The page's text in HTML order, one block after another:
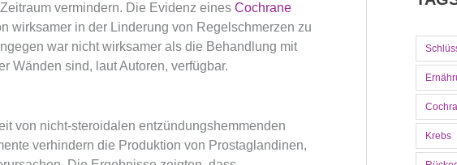
vermindern. Die Evidenz eines Cochrane
wirksamer in der Linderung von Regelschmerzen zu
war nicht wirksamer als die Behandlung mit
Wänden sind, laut Autoren, verfügbar.
von nicht-steroidalen entzündungshemmenden
verhindern die Produktion von Prostaglandinen,
Krebs